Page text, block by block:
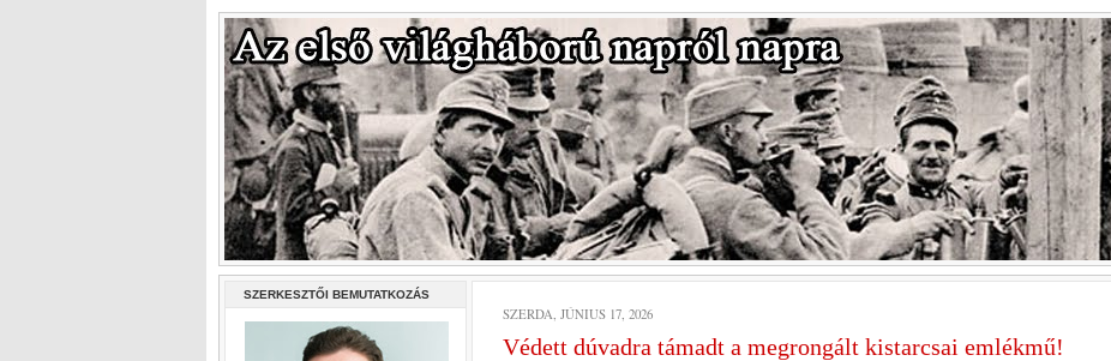
SZERKESZTŐI BEMUTATKOZÁS
SZERDA, JÚNIUS 17, 2026
Védett dúvadra támadt a megrongált kistarcsai emlékmű!